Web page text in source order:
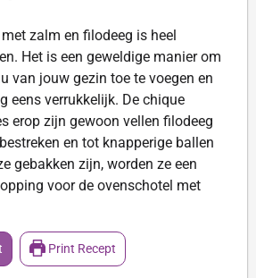
zalm en filodeeg is heel
Het is een geweldige manier om
van jouw gezin toe te voegen en
eens verrukkelijk. De chique
erop zijn gewoon vellen filodeeg
en tot knapperige ballen
gebakken zijn, worden ze een
voor de ovenschotel met
Print Recept